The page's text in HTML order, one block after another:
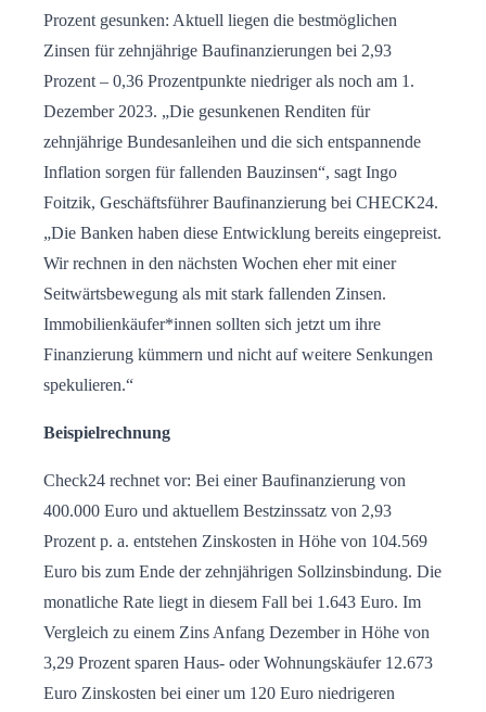
Prozent gesunken: Aktuell liegen die bestmöglichen
Zinsen für zehnjährige Baufinanzierungen bei 2,93
Prozent – 0,36 Prozentpunkte niedriger als noch am 1.
Dezember 2023. „Die gesunkenen Renditen für
zehnjährige Bundesanleihen und die sich entspannende
Inflation sorgen für fallenden Bauzinsen“, sagt Ingo
Foitzik, Geschäftsführer Baufinanzierung bei CHECK24.
„Die Banken haben diese Entwicklung bereits eingepreist.
Wir rechnen in den nächsten Wochen eher mit einer
Seitwärtsbewegung als mit stark fallenden Zinsen.
Immobilienkäufer*innen sollten sich jetzt um ihre
Finanzierung kümmern und nicht auf weitere Senkungen
spekulieren.“
Beispielrechnung
Check24 rechnet vor: Bei einer Baufinanzierung von
400.000 Euro und aktuellem Bestzinssatz von 2,93
Prozent p. a. entstehen Zinskosten in Höhe von 104.569
Euro bis zum Ende der zehnjährigen Sollzinsbindung. Die
monatliche Rate liegt in diesem Fall bei 1.643 Euro. Im
Vergleich zu einem Zins Anfang Dezember in Höhe von
3,29 Prozent sparen Haus- oder Wohnungskäufer 12.673
Euro Zinskosten bei einer um 120 Euro niedrigeren